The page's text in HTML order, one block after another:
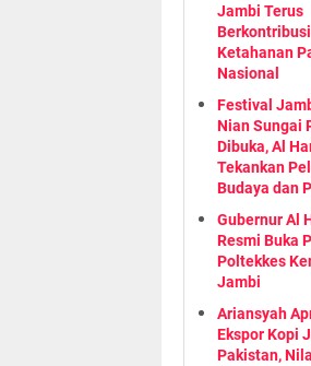
Jambi Terus
Ketahanan
Nasional
Festival
Nian Sungai
Dibuka, Al
Tekankan
Budaya dan
Gubernur Al
Resmi Buka
Poltekkes
Jambi
Ariansyah
Ekspor Kopi
Pakistan,